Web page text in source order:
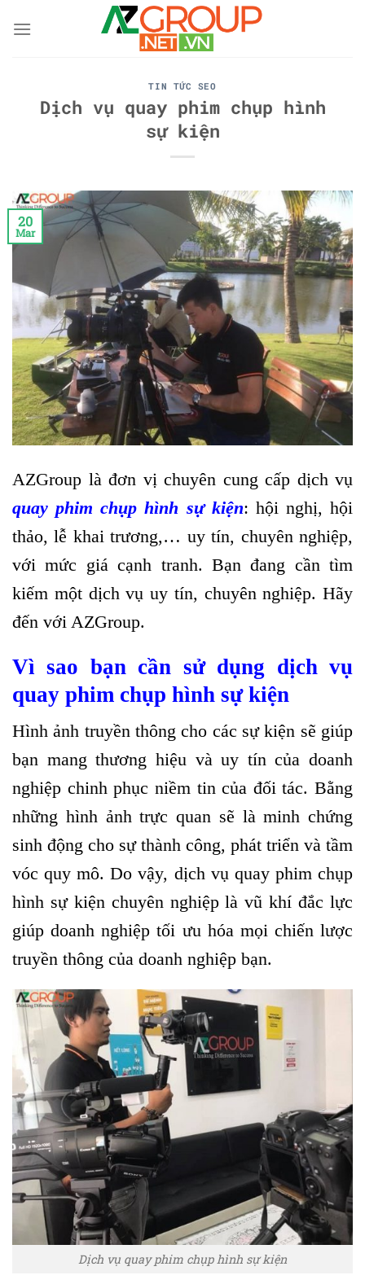
TIN TỨC SEO
Dịch vụ quay phim chụp hình
sự kiện
20
Mar
AZGroup là đơn vị chuyên cung cấp dịch vụ
quay phim chụp hình sự kiện: hội nghị, hội
thảo, lễ khai trương,… uy tín, chuyên nghiệp,
với mức giá cạnh tranh. Bạn đang cần tìm
kiếm một dịch vụ uy tín, chuyên nghiệp. Hãy
đến với AZGroup.
Vì sao bạn cần sử dụng dịch vụ
quay phim chụp hình sự kiện
Hình ảnh truyền thông cho các sự kiện sẽ giúp
bạn mang thương hiệu và uy tín của doanh
nghiệp chinh phục niềm tin của đối tác. Bằng
những hình ảnh trực quan sẽ là minh chứng
sinh động cho sự thành công, phát triển và tầm
vóc quy mô. Do vậy, dịch vụ quay phim chụp
hình sự kiện chuyên nghiệp là vũ khí đắc lực
giúp doanh nghiệp tối ưu hóa mọi chiến lược
truyền thông của doanh nghiệp bạn.
Dịch vụ quay phim chụp hình sự kiện